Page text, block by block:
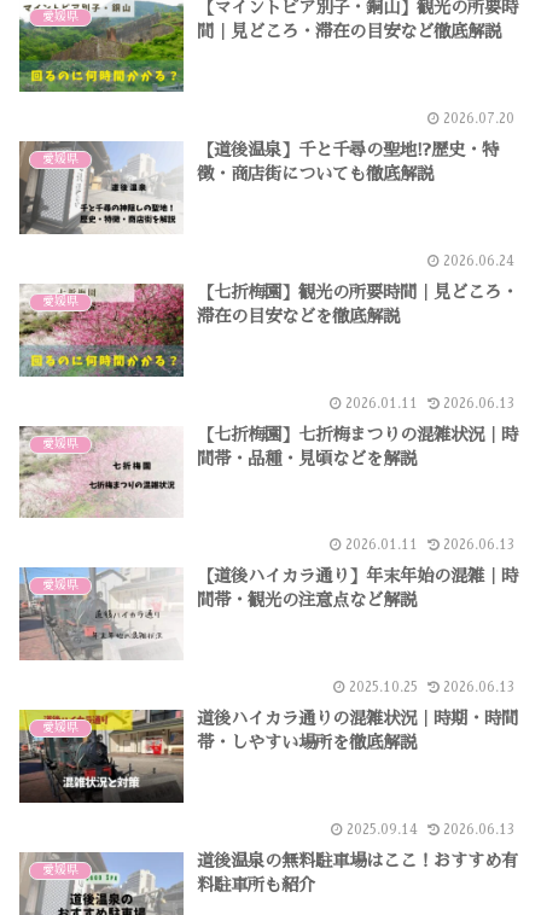
愛媛県
【マイントピア別子・銅山】観光の所要時
間｜見どころ・滞在の目安など徹底解説
2026.07.20
愛媛県
【道後温泉】千と千尋の聖地!?歴史・特
徴・商店街についても徹底解説
2026.06.24
愛媛県
【七折梅園】観光の所要時間｜見どころ・
滞在の目安などを徹底解説
2026.01.11 2026.06.13
愛媛県
【七折梅園】七折梅まつりの混雑状況｜時
間帯・品種・見頃などを解説
2026.01.11 2026.06.13
愛媛県
【道後ハイカラ通り】年末年始の混雑｜時
間帯・観光の注意点など解説
2025.10.25 2026.06.13
愛媛県
道後ハイカラ通りの混雑状況｜時期・時間
帯・しやすい場所を徹底解説
2025.09.14 2026.06.13
愛媛県
道後温泉の無料駐車場はここ！おすすめ有
料駐車所も紹介